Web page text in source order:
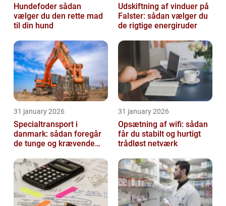
Hundefoder sådan
vælger du den rette mad
til din hund
Udskiftning af vinduer på
Falster: sådan vælger du
de rigtige energiruder
31 january 2026
Specialtransport i
danmark: sådan foregår
de tunge og krævende
31 january 2026
Opsætning af wifi: sådan
får du stabilt og hurtigt
trådløst netværk